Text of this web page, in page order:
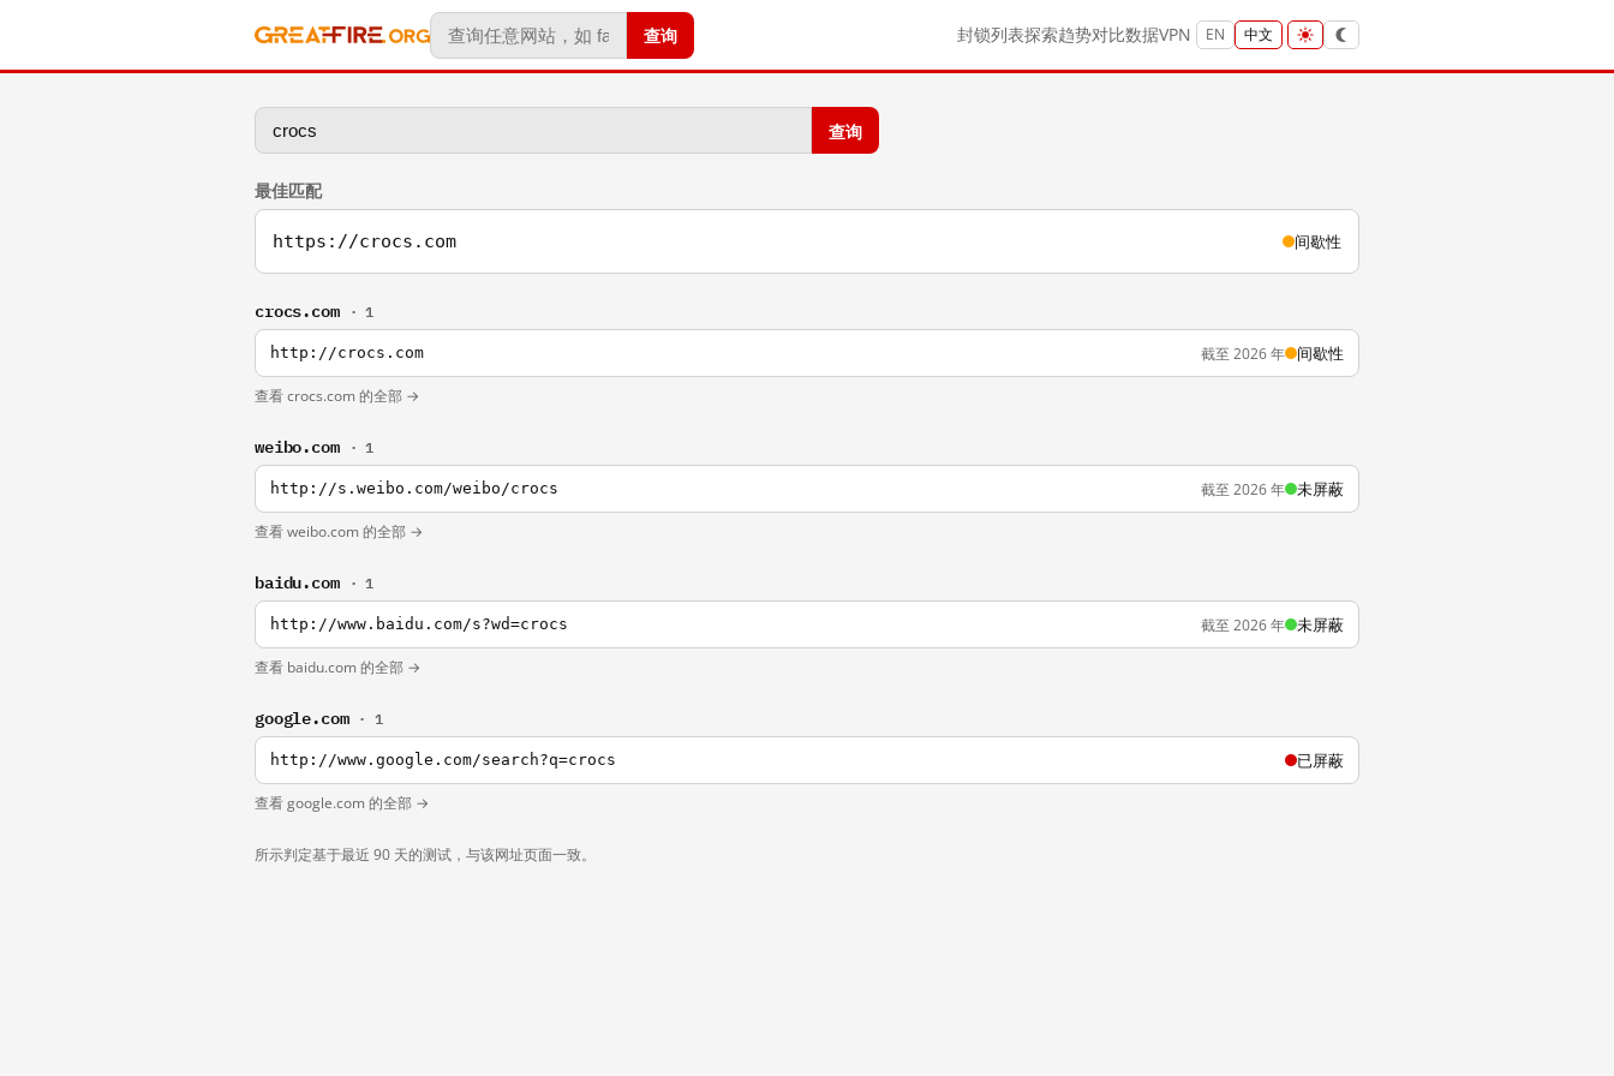
查询 封锁列表探索趋势对比数据VPN EN 中文
查询
最佳匹配
https://crocs.com 间歇性
crocs.com · 1
http://crocs.com 截至 2026 年 间歇性
查看 crocs.com 的全部 →
weibo.com · 1
http://s.weibo.com/weibo/crocs 截至 2026 年 未屏蔽
查看 weibo.com 的全部 →
baidu.com · 1
http://www.baidu.com/s?wd=crocs 截至 2026 年 未屏蔽
查看 baidu.com 的全部 →
google.com · 1
http://www.google.com/search?q=crocs 已屏蔽
查看 google.com 的全部 →
所示判定基于最近 90 天的测试，与该网址页面一致。